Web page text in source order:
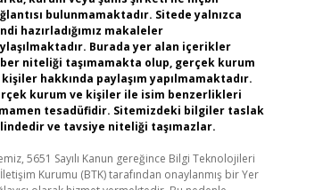
bulunmamaktadır. Sitede yalnızca
hazırladığımız makaleler
Burada yer alan içerikler
niteliği taşımamakta olup, gerçek kurum
hakkında paylaşım yapılmamaktadır.
kurum ve kişiler ile isim benzerlikleri
tesadüfidir. Sitemizdeki bilgiler taslak
ve tavsiye niteliği taşımazlar.
5651 Sayılı Kanun gereğince Bilgi Teknolojileri
Kurumu (BTK) tarafından onaylanmış bir Yer